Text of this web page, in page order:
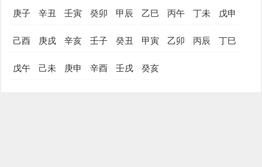
庚子 辛丑 壬寅 癸卯 甲辰 乙巳 丙午 丁未 戊申
己酉 庚戌 辛亥 壬子 癸丑 甲寅 乙卯 丙辰 丁巳
戊午 己未 庚申 辛酉 壬戌 癸亥